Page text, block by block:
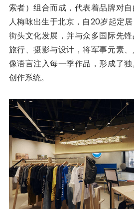
索者）组合而成，代表着品牌对
人梅咏出生于北京，自20岁起定
街头文化发展，并与众多国际先
旅行、摄影与设计，将军事元素
像语言注入每一季作品，形成了
创作系统。